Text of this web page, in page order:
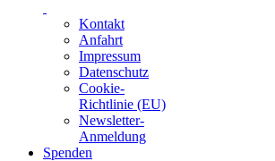
Kontakt
Anfahrt
Impressum
Datenschutz
Cookie-
Richtlinie (EU)
Newsletter-
Anmeldung
Spenden